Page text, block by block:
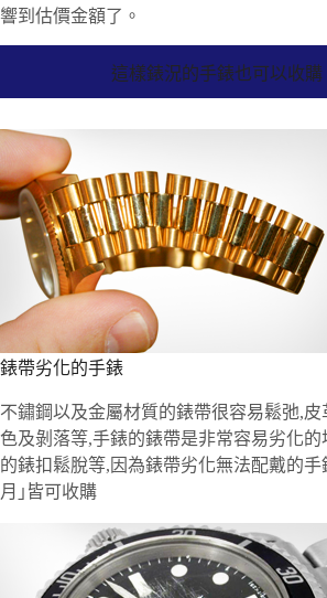
響到估價金額了。
這樣錶況的手錶也可以收購
錶帶劣化的手錶
不鏽鋼以及金屬材質的錶帶很容易鬆弛,皮
色及剝落等,手錶的錶帶是非常容易劣化的
的錶扣鬆脫等,因為錶帶劣化無法配戴的
月｣皆可收購